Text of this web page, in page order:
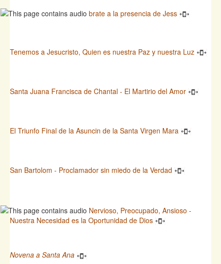
brate a la presencia de Jess
Tenemos a Jesucristo, Quien es nuestra Paz y nuestra Luz
Santa Juana Francisca de Chantal - El Martirio del Amor
El Triunfo Final de la Asuncin de la Santa Virgen Mara
San Bartolom - Proclamador sin miedo de la Verdad
Nervioso, Preocupado, Ansioso -
Nuestra Necesidad es la Oportunidad de Dios
Novena a Santa Ana